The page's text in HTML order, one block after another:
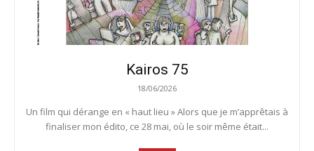
Kairos 75
18/06/2026
Un film qui dérange en « haut lieu » Alors que je m’apprêtais à
finaliser mon édito, ce 28 mai, où le soir même était...